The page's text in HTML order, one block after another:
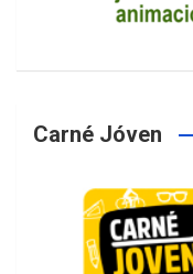
Carné Jóven